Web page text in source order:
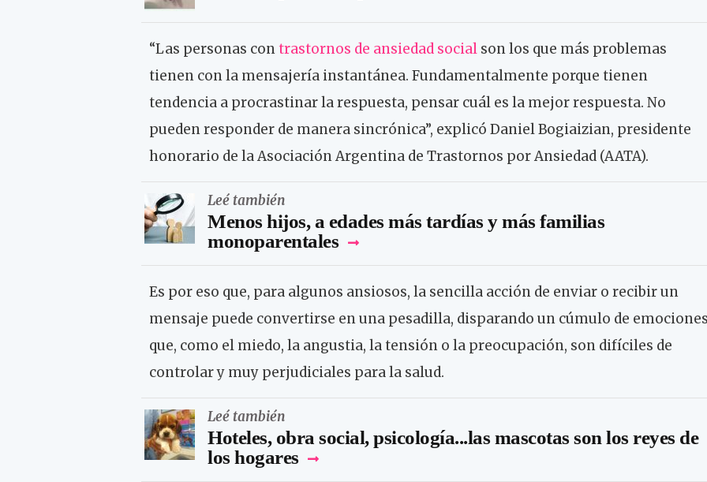
“Las personas contrastornos de ansiedad social son los que más problemas
tienen con la mensajería instantánea. Fundamentalmente porque tienen
tendencia a procrastinar la respuesta, pensar cuál es la mejor respuesta. No
pueden responder de manera sincrónica”, explicó Daniel Bogiaizian, presidente
honorario de la Asociación Argentina de Trastornos por Ansiedad (AATA).
Leé también
Menos hijos, a edades más tardías y más familias
monoparentales
Es por eso que, para algunos ansiosos, la sencilla acción de enviar o recibir un
mensaje puede convertirse en una pesadilla, disparando un cúmulo de
que, como el miedo, la angustia, la tensión o la preocupación, son difíciles de
controlar y muy perjudiciales para la salud.
Leé también
Hoteles, obra social, psicología...las mascotas son los reyes de
los hogares